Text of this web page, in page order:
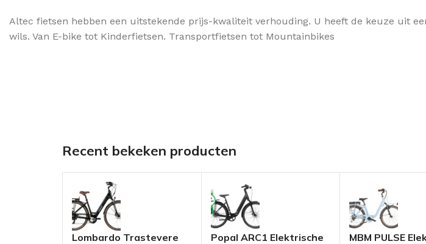
Altec fietsen hebben een uitstekende prijs-kwaliteit verhouding. U heeft de keuze uit
wils. Van E-bike tot Kinderfietsen. Transportfietsen tot Mountainbikes
Recent bekeken producten
Lombardo Trastevere
Popal ARC1 Elektrische
MBM PULSE